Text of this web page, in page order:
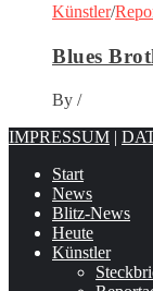
Künstler/
Blues
By /
IMPRESSUM |
Start
News
Blitz-News
Heute
Künstler